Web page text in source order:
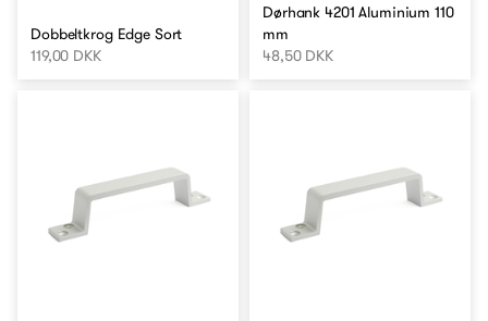
Dobbeltkrog Edge Sort
119,00 DKK
Dørhank 4201 Aluminium 110
mm
48,50 DKK